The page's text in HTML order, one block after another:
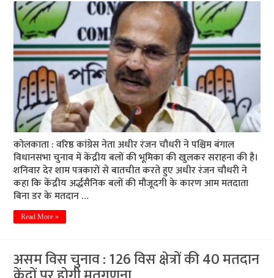
कोलकाता : वरिष्ठ कांग्रेस नेता अधीर रंजन चौधरी ने पश्चिम बंगाल
विधानसभा चुनाव में केंद्रीय बलों की भूमिका की खुलकर सराहना की है।
शनिवार देर शाम पत्रकारों से बातचीत करते हुए अधीर रंजन चौधरी ने
कहा कि केंद्रीय अर्द्धसैनिक बलों की मौजूदगी के कारण आम मतदाता
बिना डर के मतदान …
Read More »
असम विस चुनाव : 126 विस क्षेत्रों की 40 मतदान